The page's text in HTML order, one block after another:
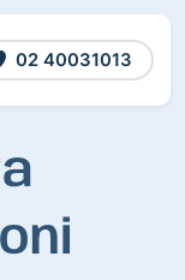
02 40031013